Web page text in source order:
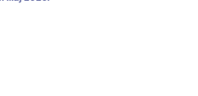
потврду од појединца
потпис где појединац
документ. Ако ти
и желиш да га додатно